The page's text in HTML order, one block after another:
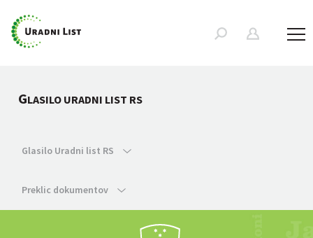
GLASILO URADNI LIST RS
Glasilo Uradni list RS
Preklic dokumentov